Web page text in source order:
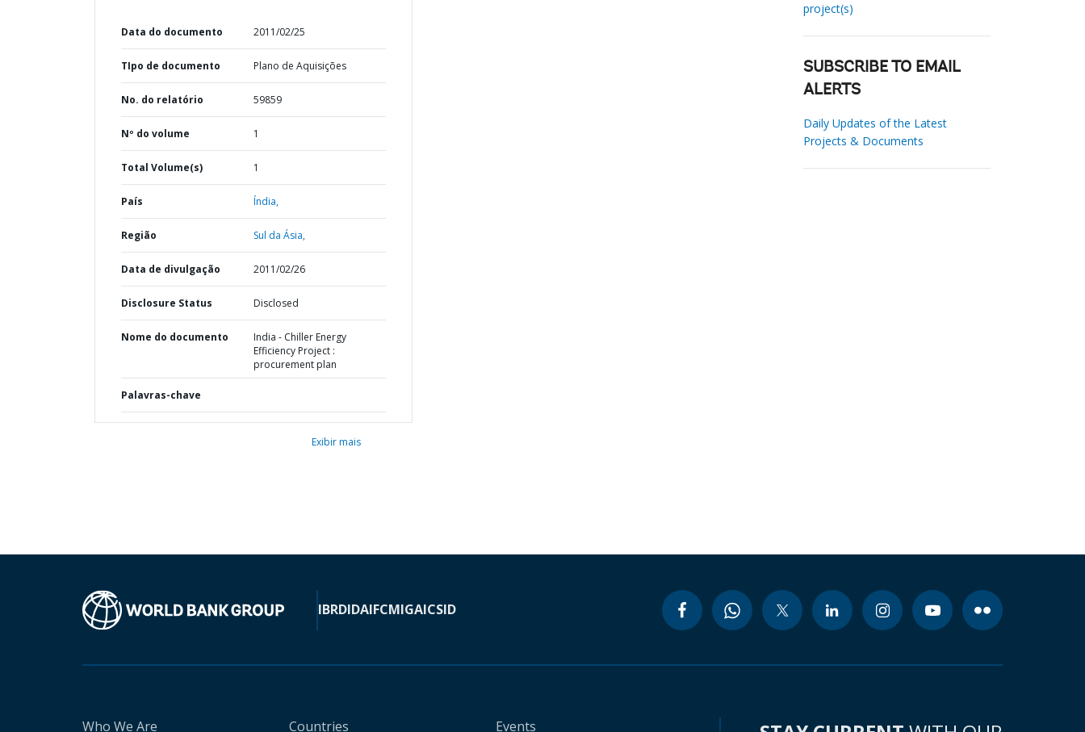
Data do documento 2011/02/25
TIpo de documento Plano de Aquisições
No. do relatório 59859
Nº do volume 1
Total Volume(s) 1
País Índia,
Região Sul da Ásia,
Data de divulgação 2011/02/26
Disclosure Status Disclosed
Nome do documento
India - Chiller Energy
Efficiency Project :
procurement plan
Palavras-chave
Exibir mais
project(s)
SUBSCRIBE TO EMAIL
ALERTS
Daily Updates of the Latest
Projects & Documents
IBRDIDAIFCMIGAICSID
Who We Are Countries Events